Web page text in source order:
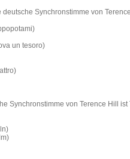
Synchronstimme von
un tesoro)
Synchronstimme von Terence Hill ist